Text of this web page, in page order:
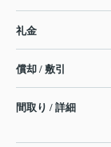
礼金
償却 / 敷引
間取り / 詳細